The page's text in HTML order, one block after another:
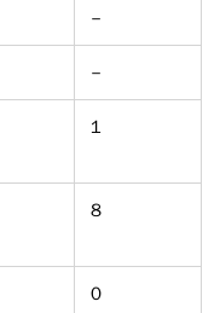
－
－
１
８
０